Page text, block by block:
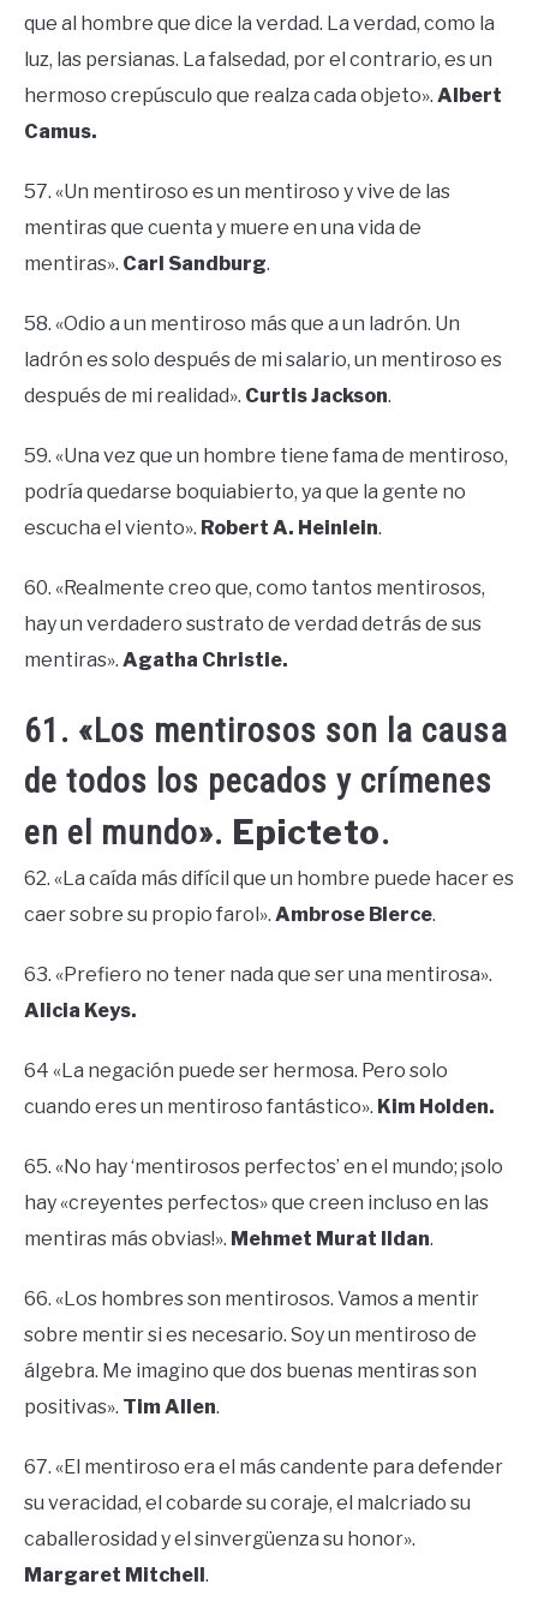
que al hombre que dice la verdad. La verdad, como la
luz, las persianas. La falsedad, por el contrario, es un
hermoso crepúsculo que realza cada objeto». Albert
Camus.
57. «Un mentiroso es un mentiroso y vive de las
mentiras que cuenta y muere en una vida de
mentiras». Carl Sandburg.
58. «Odio a un mentiroso más que a un ladrón. Un
ladrón es solo después de mi salario, un mentiroso es
después de mi realidad». Curtis Jackson.
59. «Una vez que un hombre tiene fama de mentiroso,
podría quedarse boquiabierto, ya que la gente no
escucha el viento». Robert A. Heinlein.
60. «Realmente creo que, como tantos mentirosos,
hay un verdadero sustrato de verdad detrás de sus
mentiras». Agatha Christie.
61. «Los mentirosos son la causa
de todos los pecados y crímenes
en el mundo». Epicteto.
62. «La caída más difícil que un hombre puede hacer es
caer sobre su propio farol». Ambrose Bierce.
63. «Prefiero no tener nada que ser una mentirosa».
Alicia Keys.
64​​ «La negación puede ser hermosa. Pero solo
cuando eres un mentiroso fantástico». Kim Holden.
65. «No hay ‘mentirosos perfectos’ en el mundo; ¡solo
hay «creyentes perfectos» que creen incluso en las
mentiras más obvias!». Mehmet Murat Ildan.
66. «Los hombres son mentirosos. Vamos a mentir
sobre mentir si es necesario. Soy un mentiroso de
álgebra. Me imagino que dos buenas mentiras son
positivas». Tim Allen.
67. «El mentiroso era el más candente para defender
su veracidad, el cobarde su coraje, el malcriado su
caballerosidad y el sinvergüenza su honor».
Margaret Mitchell.